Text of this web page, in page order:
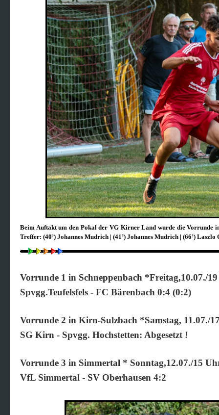
Beim Auftakt um den Pokal der VG Kirner Land wurde die Vorrunde
Treffer: (40’) Johannes Mudrich | (41’) Johannes Mudrich | (66’) Laszlo
Vorrunde 1 in Schneppenbach *Freitag,10.07./
Spvgg.Teufelsfels - FC Bärenbach 0:4 (0:2)
Vorrunde 2 in Kirn-Sulzbach *Samstag, 11.07./
SG Kirn - Spvgg. Hochstetten: Abgesetzt !
Vorrunde 3 in Simmertal * Sonntag,12.07./15
VfL Simmertal - SV Oberhausen 4:2